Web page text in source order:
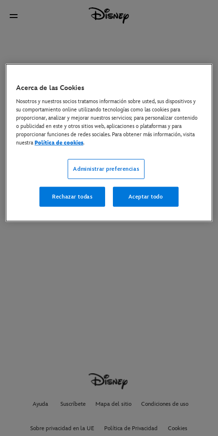
Ayuda Suscríbete Mapa del sitio Condiciones de uso
Sobre privacidad en la UE Política de Privacidad Cookies
Acerca de las Cookies
Nosotros y nuestros socios tratamos información sobre usted, sus dispositivos y
su comportamiento online utilizando tecnologías como las cookies para
proporcionar, analizar y mejorar nuestros servicios; para personalizar contenido
o publicidad en este y otros sitios web, aplicaciones o plataformas y para
proporcionar funciones de redes sociales. Para obtener más información, visita
nuestraPolítica de cookies.
Administrar preferencias
Rechazar todas Aceptar todo